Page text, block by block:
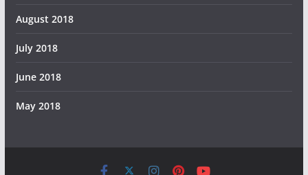
August 2018
July 2018
June 2018
May 2018